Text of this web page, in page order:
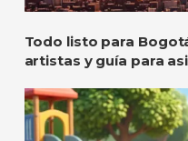
Todo listo para
artistas y guía para